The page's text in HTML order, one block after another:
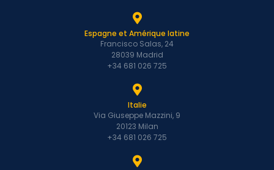
Espagne et Amérique latine
Francisco Salas, 24
28039 Madrid
+34 681 026 725
Italie
Via Giuseppe Mazzini, 9
20123 Milan
+34 681 026 725